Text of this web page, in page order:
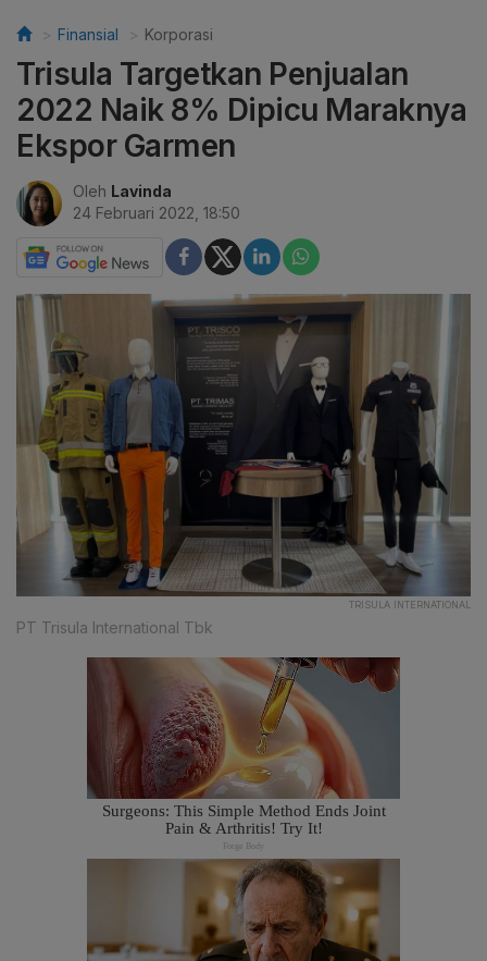
Finansial Korporasi
Trisula Targetkan Penjualan
2022 Naik 8% Dipicu Maraknya
Ekspor Garmen
Oleh Lavinda
24 Februari 2022, 18:50
TRISULA INTERNATIONAL
PT Trisula International Tbk